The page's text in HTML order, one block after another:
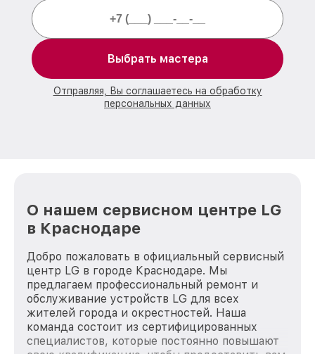
Выбрать мастера
Отправляя, Вы соглашаетесь на обработку
персональных данных
О нашем сервисном центре LG
в Краснодаре
Добро пожаловать в официальный сервисный
центр LG в городе Краснодаре. Мы
предлагаем профессиональный ремонт и
обслуживание устройств LG для всех
жителей города и окрестностей. Наша
команда состоит из сертифицированных
специалистов, которые постоянно повышают